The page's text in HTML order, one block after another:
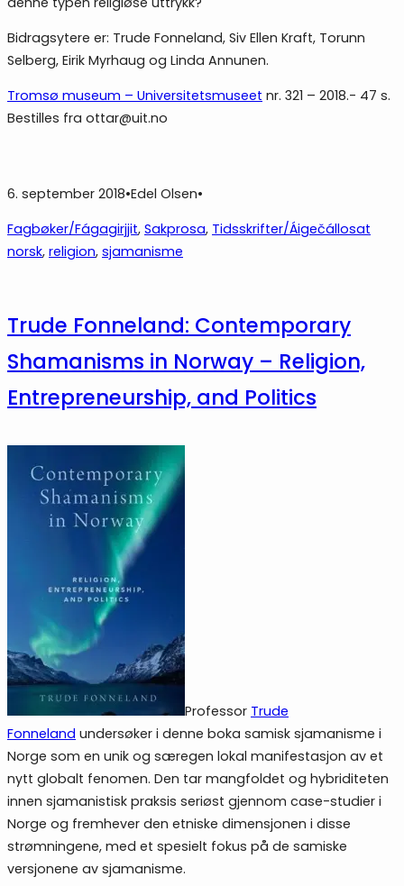
Bidragsytere er: Trude Fonneland, Siv Ellen Kraft, Torunn
Selberg, Eirik Myrhaug og Linda Annunen.
Tromsø museum – Universitetsmuseet nr. 321 – 2018.- 47 s.
Bestilles fra ottar@uit.no
6. september 2018•Edel Olsen•
Fagbøker/Fágagirjjit, Sakprosa, Tidsskrifter/Áigečállosat
norsk, religion, sjamanisme
Trude Fonneland: Contemporary
Shamanisms in Norway – Religion,
Entrepreneurship, and Politics
Professor Trude
Fonneland undersøker i denne boka samisk sjamanisme i
Norge som en unik og særegen lokal manifestasjon av et
nytt globalt fenomen. Den tar mangfoldet og hybriditeten
innen sjamanistisk praksis seriøst gjennom case-studier i
Norge og fremhever den etniske dimensjonen i disse
strømningene, med et spesielt fokus på de samiske
versjonene av sjamanisme.